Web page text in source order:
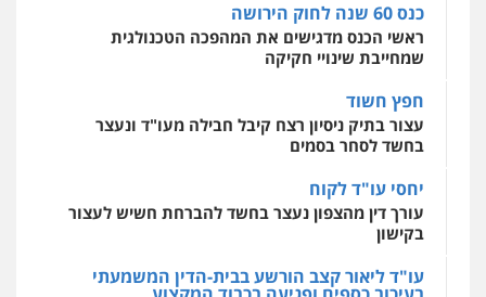
כנס 60 שנה לחוק הירושה
ראשי הכנס מדגישים את המהפכה הטכנולגית
שמחייבת שינויי חקיקה
חפץ חשוד
עצור בתיק ניסיון רצח קיבל חבילה מעו"ד ונעצר
בחשד לסחר בסמים
יחסי עו"ד לקוח
עורך דין מהצפון נעצר בחשד להברחת חשיש לעצור
בקישון
עו"ד ליאור קצב הורשע בבית-הדין המשמעתי